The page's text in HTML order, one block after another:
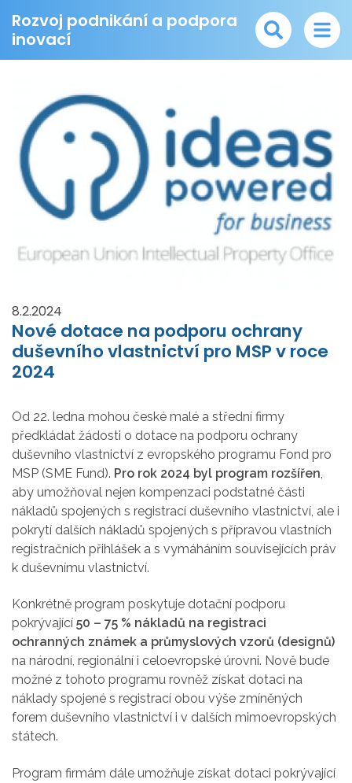
Rozvoj podnikání a podpora
inovací
8.2.2024
Nové dotace na podporu ochrany
duševního vlastnictví pro MSP v roce
2024
Od 22. ledna mohou české malé a střední firmy
předkládat žádosti o dotace na podporu ochrany
duševního vlastnictví z evropského programu Fond pro
MSP (SME Fund). Pro rok 2024 byl program rozšířen,
aby umožňoval nejen kompenzaci podstatné části
nákladů spojených s registrací duševního vlastnictví, ale i
pokrytí dalších nákladů spojených s přípravou vlastních
registračních přihlášek a s vymáháním souvisejících práv
k duševnímu vlastnictví.
Konkrétně program poskytuje dotační podporu
pokrývající 50 – 75 % nákladů na registraci
ochranných známek a průmyslových vzorů (designů)
na národní, regionální i celoevropské úrovni. Nově bude
možné z tohoto programu rovněž získat dotaci na
náklady spojené s registrací obou výše zmíněných
forem duševního vlastnictví i v dalších mimoevropských
státech.
Program firmám dále umožňuje získat dotaci pokrývající